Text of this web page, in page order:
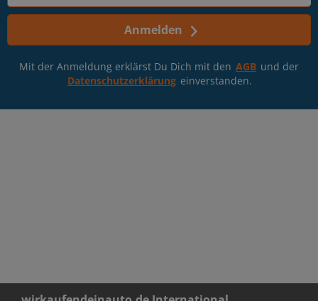
Anmelden
Mit der Anmeldung erklärst Du Dich mit den AGB und der
Datenschutzerklärung einverstanden.